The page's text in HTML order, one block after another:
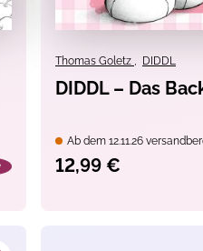
Thomas Goletz , DIDDL
DIDDL – Das
Ab dem 12.11.26
12,99 €